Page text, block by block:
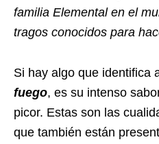
familia Elemental en el
tragos conocidos para
Si hay algo que identifica
fuego, es su intenso
picor. Estas son las
que también están